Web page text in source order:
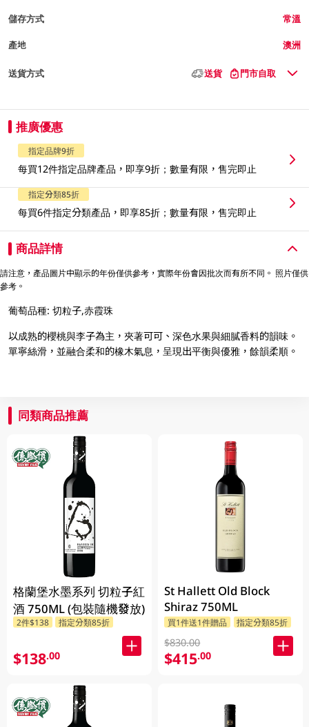
儲存方式 常溫
產地 澳洲
送貨方式 送貨 門市自取
推廣優惠
指定品牌9折
每買12件指定品牌產品，即享9折；數量有限，售完即止
指定分類85折
每買6件指定分類產品，即享85折；數量有限，售完即止
商品詳情
請注意，產品圖片中顯示的年份僅供參考，實際年份會因批次而有所不同。 照片僅供
參考。
葡萄品種: 切粒子,赤霞珠
以成熟的櫻桃與李子為主，夾著可可、深色水果與細膩香料的韻味。
單寧絲滑，並融合柔和的橡木氣息，呈現出平衡與優雅，餘韻柔順。
同類商品推薦
格蘭堡水墨系列 切粒子紅
酒 750ML (包裝隨機發放)
2件$138 指定分類85折
$138.00
St Hallett Old Block
Shiraz 750ML
買1件送1件贈品 指定分類85折
$830.00
$415.00